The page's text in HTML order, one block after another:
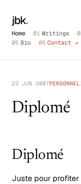
jbk.
Home 01 Writings
05 Bio 06 Contact ↗
23 JUN 2007PERSONNEL
Diplomé
Diplomé
Juste pour